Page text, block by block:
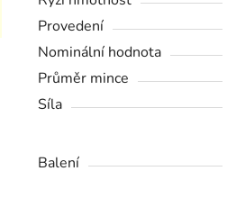
Provedení
Nominální hodnota
Průměr mince
Síla
Balení